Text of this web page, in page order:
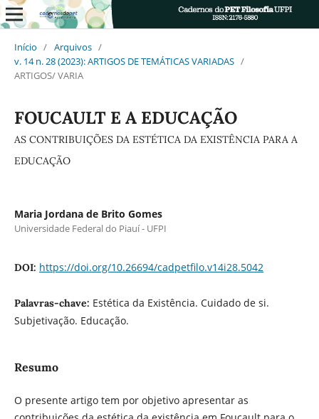
Início / Arquivos /
v. 14 n. 28 (2023): ARTIGOS DE TEMÁTICAS VARIADAS /
ARTIGOS/ VARIA
FOUCAULT E A EDUCAÇÃO
AS CONTRIBUIÇÕES DA ESTÉTICA DA EXISTÊNCIA PARA A
EDUCAÇÃO
Maria Jordana de Brito Gomes
Universidade Federal do Piauí - UFPI
DOI: https://doi.org/10.26694/cadpetfilo.v14i28.5042
Palavras-chave: Estética da Existência. Cuidado de si.
Subjetivação. Educação.
Resumo
O presente artigo tem por objetivo apresentar as